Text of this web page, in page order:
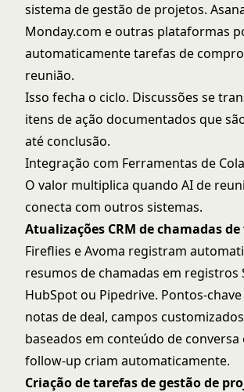
sistema de gestão de projetos.
Monday.com e outras plataformas
automaticamente tarefas de
reunião.
Isso fecha o ciclo. Discussões se
itens de ação documentados que
até conclusão.
Integração com Ferramentas de
O valor multiplica quando AI de
conecta com outros sistemas.
Atualizações CRM de chamadas de
Fireflies e Avoma registram
resumos de chamadas em registros
HubSpot ou Pipedrive. Pontos-
notas de deal, campos
baseados em conteúdo de conversa
follow-up criam automaticamente.
Criação de tarefas de gestão de